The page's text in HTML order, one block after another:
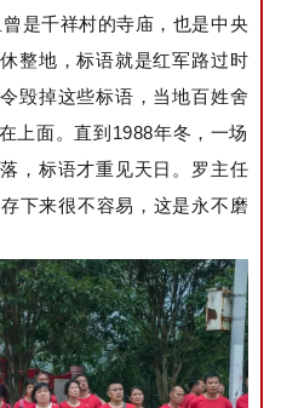
是千祥村的寺庙，也是中央
整地，标语就是红军路过时
毁掉这些标语，当地百姓舍
上面。直到1988年冬，一场
，标语才重见天日。罗主任
下来很不容易，这是永不磨